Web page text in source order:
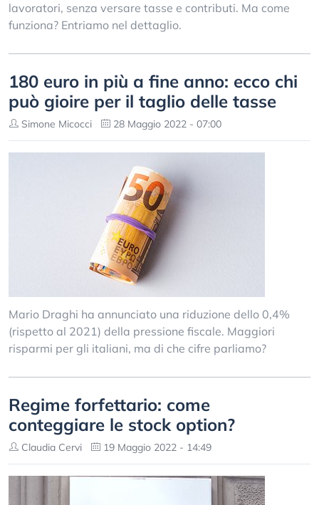
lavoratori, senza versare tasse e contributi. Ma come
funziona? Entriamo nel dettaglio.
180 euro in più a fine anno: ecco chi
può gioire per il taglio delle tasse
Simone Micocci 28 Maggio 2022 - 07:00
Mario Draghi ha annunciato una riduzione dello 0,4%
(rispetto al 2021) della pressione fiscale. Maggiori
risparmi per gli italiani, ma di che cifre parliamo?
Regime forfettario: come
conteggiare le stock option?
Claudia Cervi 19 Maggio 2022 - 14:49